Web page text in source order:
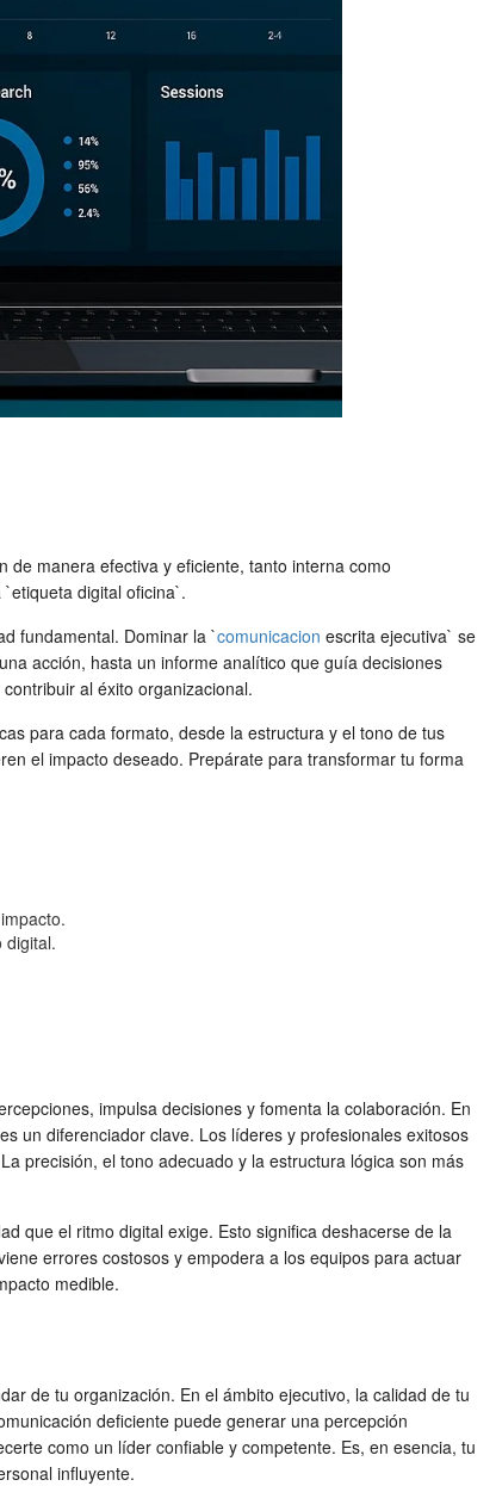
manera efectiva y eficiente, tanto interna como
digital oficina`.
fundamental. Dominar la `comunicacion escrita ejecutiva` se
acción, hasta un informe analítico que guía decisiones
al éxito organizacional.
para cada formato, desde la estructura y el tono de tus
el impacto deseado. Prepárate para transformar tu forma
digital.
impulsa decisiones y fomenta la colaboración. En
un diferenciador clave. Los líderes y profesionales exitosos
precisión, el tono adecuado y la estructura lógica son más
que el ritmo digital exige. Esto significa deshacerse de la
errores costosos y empodera a los equipos para actuar
medible.
de tu organización. En el ámbito ejecutivo, la calidad de tu
deficiente puede generar una percepción
como un líder confiable y competente. Es, en esencia, tu
influyente.